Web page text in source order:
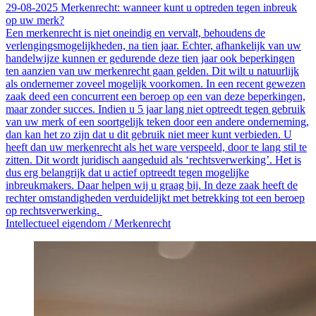
29-08-2025 Merkenrecht: wanneer kunt u optreden tegen inbreuk
op uw merk?
Een merkenrecht is niet oneindig en vervalt, behoudens de
verlengingsmogelijkheden, na tien jaar. Echter, afhankelijk van uw
handelwijze kunnen er gedurende deze tien jaar ook beperkingen
ten aanzien van uw merkenrecht gaan gelden. Dit wilt u natuurlijk
als ondernemer zoveel mogelijk voorkomen. In een recent gewezen
zaak deed een concurrent een beroep op een van deze beperkingen,
maar zonder succes. Indien u 5 jaar lang niet optreedt tegen gebruik
van uw merk of een soortgelijk teken door een andere onderneming,
dan kan het zo zijn dat u dit gebruik niet meer kunt verbieden. U
heeft dan uw merkenrecht als het ware verspeeld, door te lang stil te
zitten. Dit wordt juridisch aangeduid als ‘rechtsverwerking’. Het is
dus erg belangrijk dat u actief optreedt tegen mogelijke
inbreukmakers. Daar helpen wij u graag bij. In deze zaak heeft de
rechter omstandigheden verduidelijkt met betrekking tot een beroep
op rechtsverwerking.
Intellectueel eigendom /Merkenrecht